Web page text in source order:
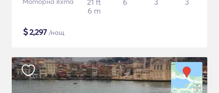
21 ft
6 m
6 3 3
$2,297 /нощ